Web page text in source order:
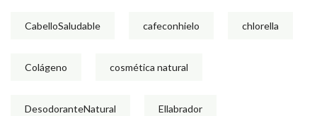
CabelloSaludable cafeconhielo chlorella
Colágeno cosmética natural
DesodoranteNatural Ellabrador